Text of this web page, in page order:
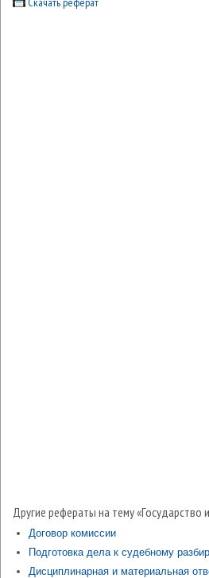
Другие рефераты на тему «Государство
Договор комиссии
Подготовка дела к судебному
Дисциплинарная и материальная